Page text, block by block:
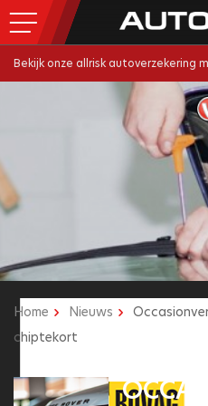
Bekijk onze allrisk autoverzekering
Home Nieuws
chiptekort